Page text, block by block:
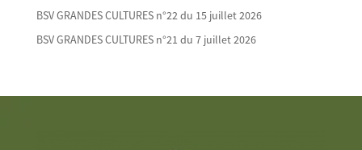
BSV GRANDES CULTURES n°22 du 15 juillet 2026
BSV GRANDES CULTURES n°21 du 7 juillet 2026